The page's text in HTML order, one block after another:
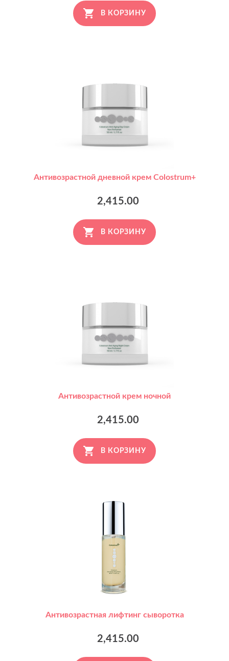
В КОРЗИНУ
Антивозрастной дневной крем Colostrum+
2,415.00
В КОРЗИНУ
Антивозрастной крем ночной
2,415.00
В КОРЗИНУ
Антивозрастная лифтинг сыворотка
2,415.00